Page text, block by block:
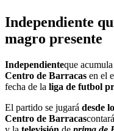
Independiente
magro presente
Independienteque
Centro de Barracas en el
fecha de la liga de futbol
El partido se jugará desde
Centro de Barracas